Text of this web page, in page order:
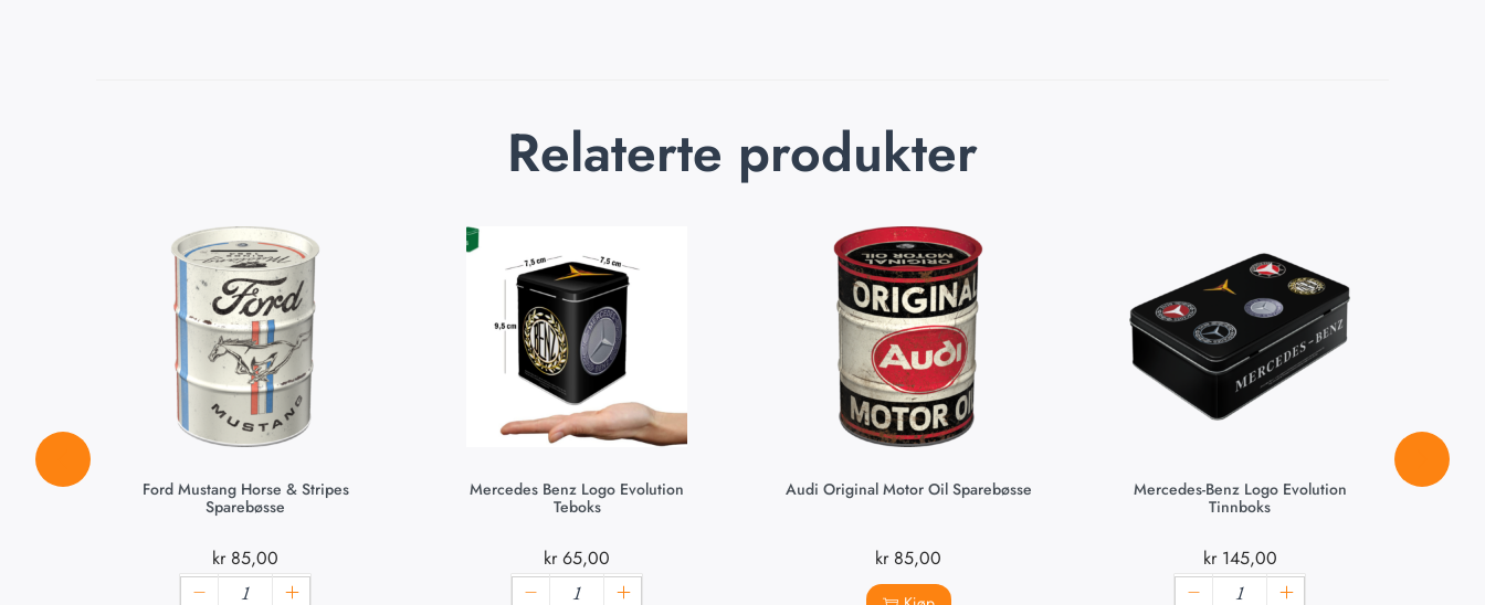
Relaterte produkter
Ford Mustang Horse & Stripes
Sparebøsse
kr85,00
Mercedes Benz Logo Evolution
Teboks
kr65,00
Audi Original Motor Oil Sparebøsse
kr85,00
Mercedes-Benz Logo Evolution
Tinnboks
kr145,00